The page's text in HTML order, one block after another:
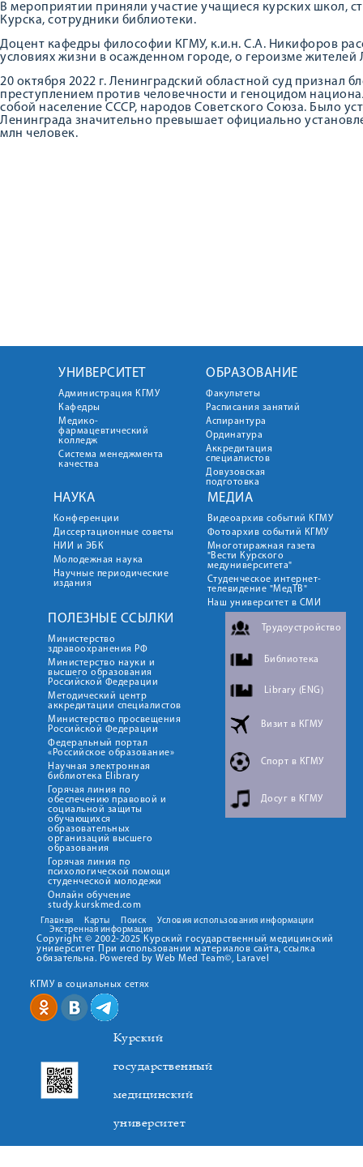
В мероприятии приняли участие учащиеся курских школ,
Курска, сотрудники библиотеки.
Доцент кафедры философии КГМУ, к.и.н. С.А. Никифоров
условиях жизни в осажденном городе, о героизме жителей
20 октября 2022 г. Ленинградский областной суд признал
преступлением против человечности и геноцидом
собой население СССР, народов Советского Союза. Было
Ленинграда значительно превышает официально
млн человек.
УНИВЕРСИТЕТ
Администрация КГМУ
Кафедры
Медико-
фармацевтический
колледж
Система менеджмента
качества
ОБРАЗОВАНИЕ
Факультеты
Расписания занятий
Аспирантура
Ординатура
Аккредитация
специалистов
Довузовская
подготовка
НАУКА
Конференции
Диссертационные советы
НИИ и ЭБК
Молодежная наука
Научные периодические
издания
МЕДИА
Видеоархив событий КГМУ
Фотоархив событий КГМУ
Многотиражная газета
"Вести Курского
медуниверситета"
Студенческое интернет-
телевидение "МедТВ"
Наш университет в СМИ
ПОЛЕЗНЫЕ ССЫЛКИ
Министерство
здравоохранения РФ
Министерство науки и
высшего образования
Российской Федерации
Методический центр
аккредитации специалистов
Министерство просвещения
Российской Федерации
Федеральный портал
«Российское образование»
Научная электронная
библиотека Elibrary
Горячая линия по
обеспечению правовой и
социальной защиты
обучающихся
образовательных
организаций высшего
образования
Горячая линия по
психологической помощи
студенческой молодежи
Онлайн обучение
study.kurskmed.com
Трудоустройство
Библиотека
Library (ENG)
Визит в КГМУ
Спорт в КГМУ
Досуг в КГМУ
Главная Карты Поиск
Условия использования информации
Экстренная информация
Copyright © 2002-2025 Курский государственный медицинский
университет При использовании материалов сайта, ссылка
обязательна. Powered by Web Med Team©, Laravel
КГМУ в социальных сетях
Курский
государственный
медицинский
университет